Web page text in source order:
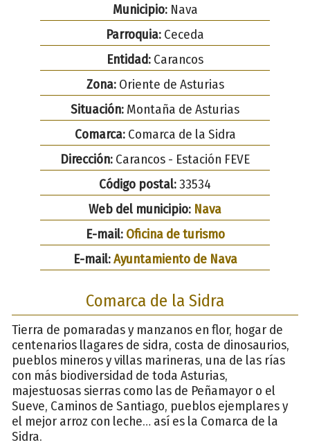
Municipio:Nava
Parroquia: Ceceda
Entidad: Carancos
Zona:Oriente de Asturias
Situación: Montaña de Asturias
Comarca:Comarca de la Sidra
Dirección: Carancos - Estación FEVE
Código postal:33534
Web del municipio: Nava
E-mail: Oficina de turismo
E-mail:Ayuntamiento de Nava
Comarca de la Sidra
Tierra de pomaradas y manzanos en flor, hogar de
centenarios llagares de sidra, costa de dinosaurios,
pueblos mineros y villas marineras, una de las rías
con más biodiversidad de toda Asturias,
majestuosas sierras como las de Peñamayor o el
Sueve, Caminos de Santiago, pueblos ejemplares y
el mejor arroz con leche… así es la Comarca de la
Sidra.